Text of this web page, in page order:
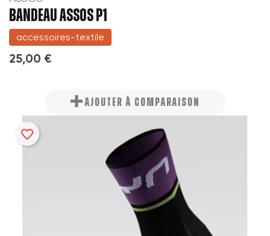
BANDEAU ASSOS P1
accessoires-textile
25,00 €
AJOUTER À COMPARAISON
favorite_border